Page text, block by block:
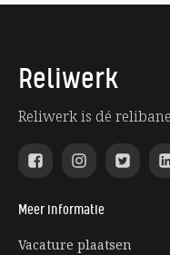
Reliwerk
Reliwerk is dé
Meer informatie
Vacature plaatsen